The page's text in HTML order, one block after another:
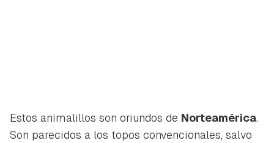
Estos animalillos son oriundos de Norteamérica.
Son parecidos a los topos convencionales, salvo